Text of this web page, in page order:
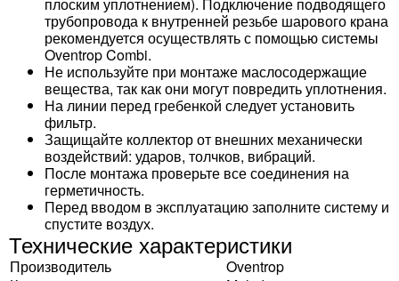
трубопровода к внутренней резьбе шарового крана
рекомендуется осуществлять с помощью системы
Oventrop Combi.
Не используйте при монтаже маслосодержащие
вещества, так как они могут повредить уплотнения.
На линии перед гребенкой следует установить
фильтр.
Защищайте коллектор от внешних механически
воздействий: ударов, толчков, вибраций.
После монтажа проверьте все соединения на
герметичность.
Перед вводом в эксплуатацию заполните систему и
спустите воздух.
Технические характеристики
Производитель
Oventrop